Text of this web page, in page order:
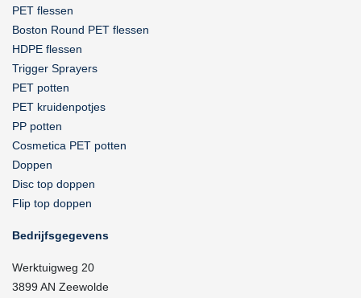
PET flessen
Boston Round PET flessen
HDPE flessen
Trigger Sprayers
PET potten
PET kruidenpotjes
PP potten
Cosmetica PET potten
Doppen
Disc top doppen
Flip top doppen
Bedrijfsgegevens
Werktuigweg 20
3899 AN Zeewolde